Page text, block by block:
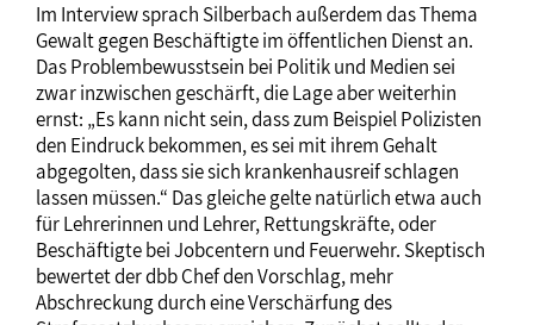
Im Interview sprach Silberbach außerdem das Thema
Gewalt gegen Beschäftigte im öffentlichen Dienst an.
Das Problembewusstsein bei Politik und Medien sei
zwar inzwischen geschärft, die Lage aber weiterhin
ernst: „Es kann nicht sein, dass zum Beispiel Polizisten
den Eindruck bekommen, es sei mit ihrem Gehalt
abgegolten, dass sie sich krankenhausreif schlagen
lassen müssen.“ Das gleiche gelte natürlich etwa auch
für Lehrerinnen und Lehrer, Rettungskräfte, oder
Beschäftigte bei Jobcentern und Feuerwehr. Skeptisch
bewertet der dbb Chef den Vorschlag, mehr
Abschreckung durch eine Verschärfung des